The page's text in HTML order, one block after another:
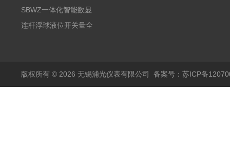
阻PT100 数显远传4-
20mA2
气式氧化锆分析仪 防爆
耐腐蚀检测仪
SBWZ一体化智能数显
温度变送器传感器防爆
连杆浮球液位开关量全
版权所有 © 2026 无锡浦光仪表有限公司 备案号：苏ICP备